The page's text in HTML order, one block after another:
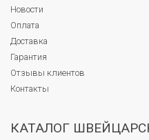
Новости
Оплата
Доставка
Гарантия
Отзывы клиентов
Контакты
КАТАЛОГ